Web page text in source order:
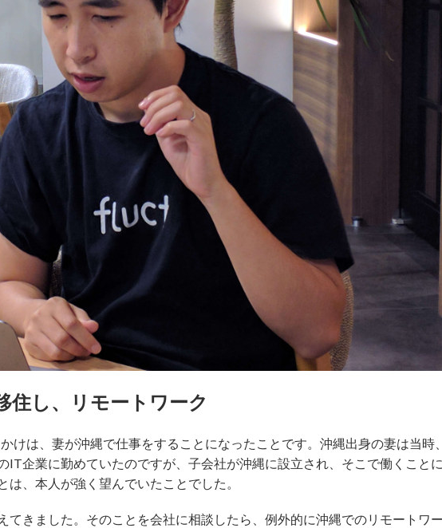
住し、リモートワーク
けは、妻が沖縄で仕事をすることになったことです。沖縄出身の妻は当時、
IT企業に勤めていたのですが、子会社が沖縄に設立され、そこで働くこと
、本人が強く望んでいたことでした。
てきました。そのことを会社に相談したら、例外的に沖縄でのリモートワ